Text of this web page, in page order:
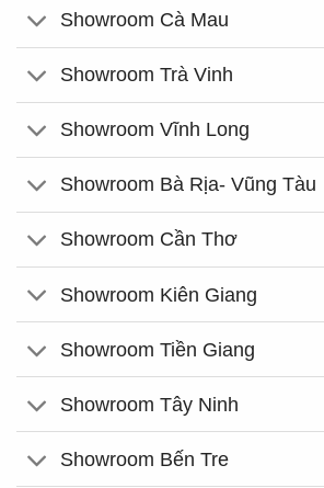
Showroom Cà Mau
Showroom Trà Vinh
Showroom Vĩnh Long
Showroom Bà Rịa- Vũng Tàu
Showroom Cần Thơ
Showroom Kiên Giang
Showroom Tiền Giang
Showroom Tây Ninh
Showroom Bến Tre